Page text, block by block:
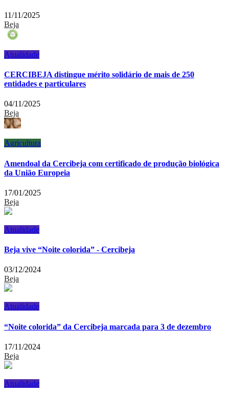
11/11/2025
Beja
Atualidade
CERCIBEJA distingue mérito solidário de mais de 250
entidades e particulares
04/11/2025
Beja
Agricultura
Amendoal da Cercibeja com certificado de produção biológica
da União Europeia
17/01/2025
Beja
Atualidade
Beja vive “Noite colorida” - Cercibeja
03/12/2024
Beja
Atualidade
“Noite colorida” da Cercibeja marcada para 3 de dezembro
17/11/2024
Beja
Atualidade